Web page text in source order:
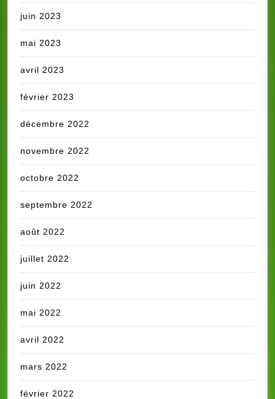
juin 2023
mai 2023
avril 2023
février 2023
décembre 2022
novembre 2022
octobre 2022
septembre 2022
août 2022
juillet 2022
juin 2022
mai 2022
avril 2022
mars 2022
février 2022